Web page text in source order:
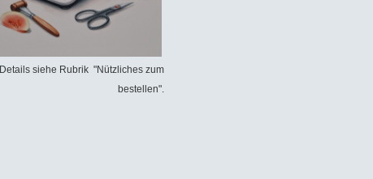
Details siehe Rubrik "Nützliches zum
bestellen".